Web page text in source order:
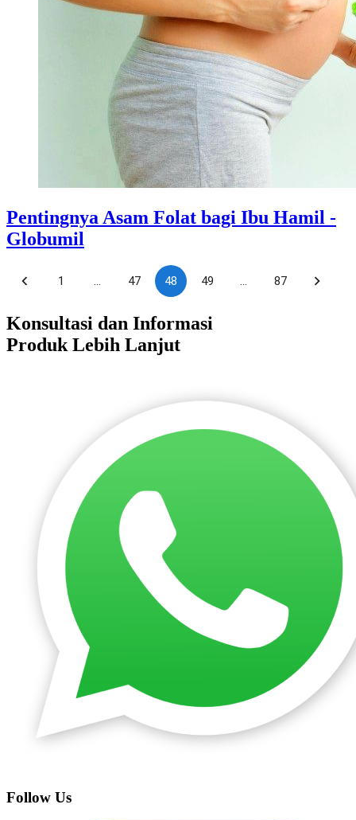
Pentingnya Asam Folat bagi Ibu Hamil -
Globumil
1 … 47 48 49 … 87
Konsultasi dan Informasi
Produk Lebih Lanjut
Follow Us